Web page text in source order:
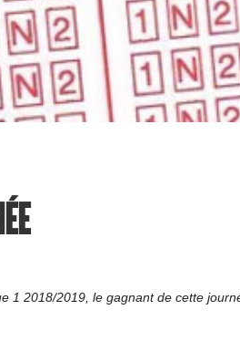
1 2018/2019, le gagnant de cette